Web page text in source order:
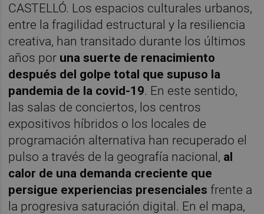
CASTELLÓ. Los espacios culturales urbanos,
entre la fragilidad estructural y la resiliencia
creativa, han transitado durante los últimos
años por una suerte de renacimiento
después del golpe total que supuso la
pandemia de la covid-19. En este sentido,
las salas de conciertos, los centros
expositivos híbridos o los locales de
programación alternativa han recuperado el
pulso a través de la geografía nacional, al
calor de una demanda creciente que
persigue experiencias presenciales frente a
la progresiva saturación digital. En el mapa,